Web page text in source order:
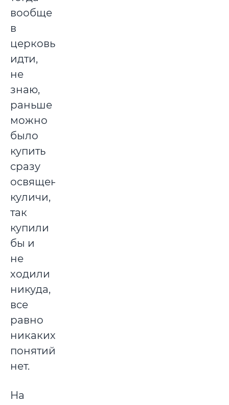
вообще
в
церковь
идти,
не
знаю,
раньше
можно
было
купить
сразу
освященные
куличи,
так
купили
бы и
не
ходили
никуда,
все
равно
никаких
понятий
нет.
На